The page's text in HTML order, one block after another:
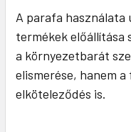
A parafa használata
termékek
a környezetbarát
elismerése, hanem
elköteleződés is.